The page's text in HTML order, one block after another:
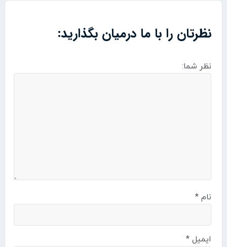
نظرتان را با ما درمیان بگذارید:
نظر شما:
نام*
ایمیل*